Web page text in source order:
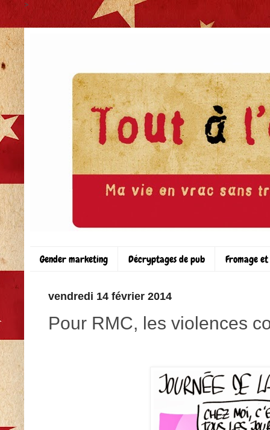
>
Gender marketing Décryptages de pub Fromage
vendredi 14 février 2014
Pour RMC, les violences